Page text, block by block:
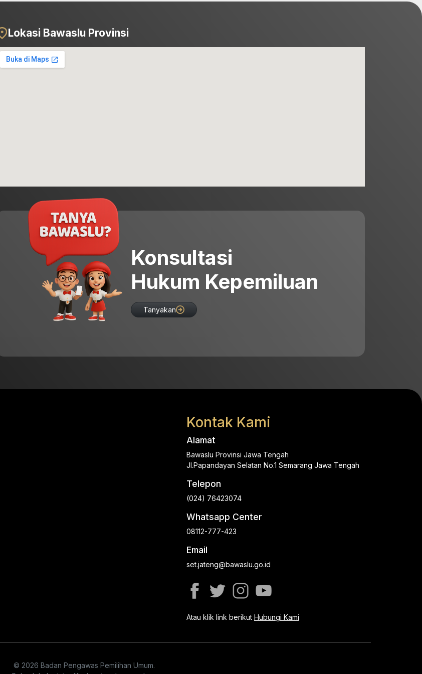
Lokasi Bawaslu Provinsi
Konsultasi
Hukum Kepemiluan
Tanyakan
Kontak Kami
Alamat
Bawaslu Provinsi Jawa Tengah
Jl.Papandayan Selatan No.1 Semarang Jawa Tengah
Telepon
(024) 76423074
Whatsapp Center
08112-777-423
Email
set.jateng@bawaslu.go.id
Atau klik link berikut Hubungi Kami
© 2026 Badan Pengawas Pemilihan Umum.